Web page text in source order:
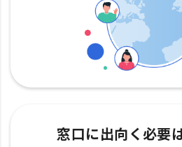
窓口に出向く必要